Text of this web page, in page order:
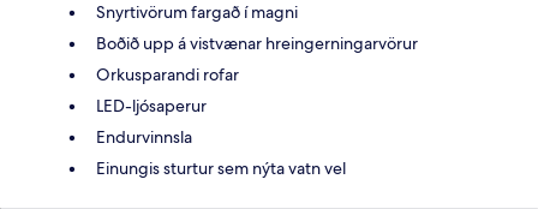
Snyrtivörum fargað í magni
Boðið upp á vistvænar hreingerningarvörur
Orkusparandi rofar
LED-ljósaperur
Endurvinnsla
Einungis sturtur sem nýta vatn vel